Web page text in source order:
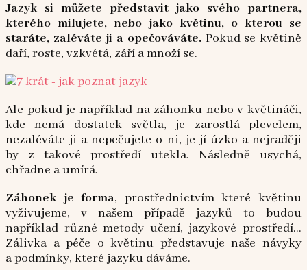
Jazyk si můžete představit jako svého partnera,
kterého milujete, nebo jako květinu, o kterou se
staráte, zaléváte ji a opečováváte.Pokud se květině
daří, roste, vzkvétá, září a množí se.
Ale pokud je například na záhonku nebo v květináči,
kde nemá dostatek světla, je zarostlá plevelem,
nezaléváte ji a nepečujete o ni, je jí úzko a nejraději
by z takové prostředí utekla. Následně usychá,
chřadne a umírá.
Záhonek je forma, prostřednictvím které květinu
vyživujeme, v našem případě jazyků to budou
například různé metody učení, jazykové prostředí…
Zálivka a péče o květinu představuje naše návyky
a podmínky, které jazyku dáváme.